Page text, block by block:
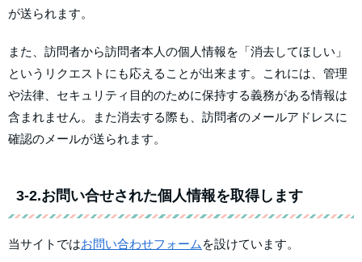
が送られます。
また、訪問者から訪問者本人の個人情報を「消去してほしい」
というリクエストにも応えることが出来ます。これには、管理
や法律、セキュリティ目的のために保持する義務がある情報は
含まれません。また消去する際も、訪問者のメールアドレスに
確認のメールが送られます。
3-2.お問い合せされた個人情報を取得します
当サイトではお問い合わせフォーム を設けています。